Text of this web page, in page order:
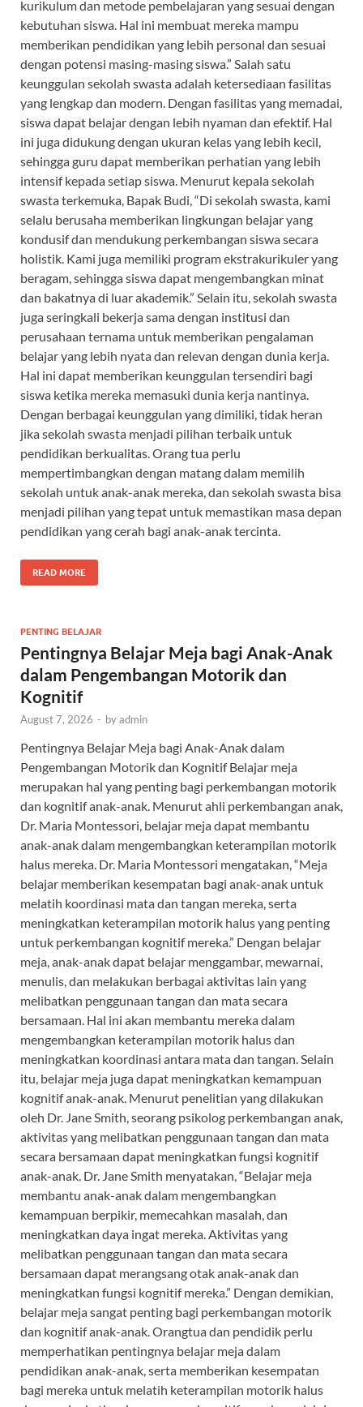
kurikulum dan metode pembelajaran yang sesuai dengan
kebutuhan siswa. Hal ini membuat mereka mampu
memberikan pendidikan yang lebih personal dan sesuai
dengan potensi masing-masing siswa.” Salah satu
keunggulan sekolah swasta adalah ketersediaan fasilitas
yang lengkap dan modern. Dengan fasilitas yang memadai,
siswa dapat belajar dengan lebih nyaman dan efektif. Hal
ini juga didukung dengan ukuran kelas yang lebih kecil,
sehingga guru dapat memberikan perhatian yang lebih
intensif kepada setiap siswa. Menurut kepala sekolah
swasta terkemuka, Bapak Budi, “Di sekolah swasta, kami
selalu berusaha memberikan lingkungan belajar yang
kondusif dan mendukung perkembangan siswa secara
holistik. Kami juga memiliki program ekstrakurikuler yang
beragam, sehingga siswa dapat mengembangkan minat
dan bakatnya di luar akademik.” Selain itu, sekolah swasta
juga seringkali bekerja sama dengan institusi dan
perusahaan ternama untuk memberikan pengalaman
belajar yang lebih nyata dan relevan dengan dunia kerja.
Hal ini dapat memberikan keunggulan tersendiri bagi
siswa ketika mereka memasuki dunia kerja nantinya.
Dengan berbagai keunggulan yang dimiliki, tidak heran
jika sekolah swasta menjadi pilihan terbaik untuk
pendidikan berkualitas. Orang tua perlu
mempertimbangkan dengan matang dalam memilih
sekolah untuk anak-anak mereka, dan sekolah swasta bisa
menjadi pilihan yang tepat untuk memastikan masa depan
pendidikan yang cerah bagi anak-anak tercinta.
READ MORE
PENTING BELAJAR
Pentingnya Belajar Meja bagi Anak-Anak
dalam Pengembangan Motorik dan
Kognitif
August 7, 2026 - byadmin
Pentingnya Belajar Meja bagi Anak-Anak dalam
Pengembangan Motorik dan Kognitif Belajar meja
merupakan hal yang penting bagi perkembangan motorik
dan kognitif anak-anak. Menurut ahli perkembangan anak,
Dr. Maria Montessori, belajar meja dapat membantu
anak-anak dalam mengembangkan keterampilan motorik
halus mereka. Dr. Maria Montessori mengatakan, “Meja
belajar memberikan kesempatan bagi anak-anak untuk
melatih koordinasi mata dan tangan mereka, serta
meningkatkan keterampilan motorik halus yang penting
untuk perkembangan kognitif mereka.” Dengan belajar
meja, anak-anak dapat belajar menggambar, mewarnai,
menulis, dan melakukan berbagai aktivitas lain yang
melibatkan penggunaan tangan dan mata secara
bersamaan. Hal ini akan membantu mereka dalam
mengembangkan keterampilan motorik halus dan
meningkatkan koordinasi antara mata dan tangan. Selain
itu, belajar meja juga dapat meningkatkan kemampuan
kognitif anak-anak. Menurut penelitian yang dilakukan
oleh Dr. Jane Smith, seorang psikolog perkembangan anak,
aktivitas yang melibatkan penggunaan tangan dan mata
secara bersamaan dapat meningkatkan fungsi kognitif
anak-anak. Dr. Jane Smith menyatakan, “Belajar meja
membantu anak-anak dalam mengembangkan
kemampuan berpikir, memecahkan masalah, dan
meningkatkan daya ingat mereka. Aktivitas yang
melibatkan penggunaan tangan dan mata secara
bersamaan dapat merangsang otak anak-anak dan
meningkatkan fungsi kognitif mereka.” Dengan demikian,
belajar meja sangat penting bagi perkembangan motorik
dan kognitif anak-anak. Orangtua dan pendidik perlu
memperhatikan pentingnya belajar meja dalam
pendidikan anak-anak, serta memberikan kesempatan
bagi mereka untuk melatih keterampilan motorik halus